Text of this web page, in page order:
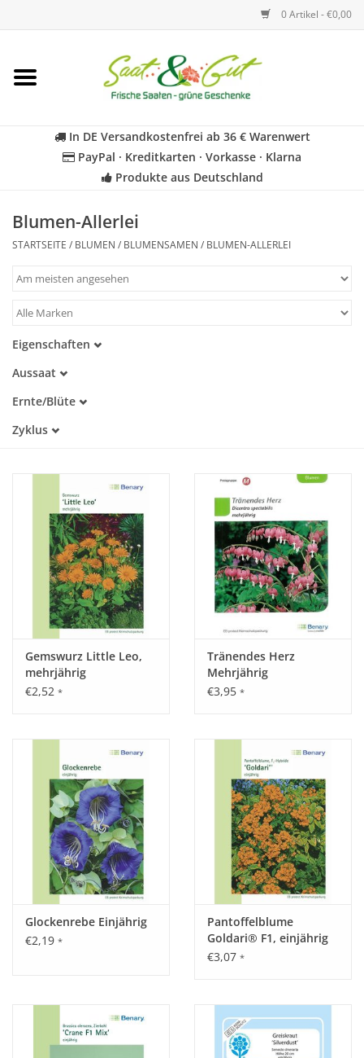
0 Artikel - €0,00
Startseite
Kräuter
Für Kinder
Geschenkideen
Katalog
In DE Versandkostenfrei ab 36 € Warenwert
PayPal · Kreditkarten · Vorkasse · Klarna
Produkte aus Deutschland
Blumen-Allerlei
STARTSEITE / BLUMEN / BLUMENSAMEN / BLUMEN-ALLERLEI
Eigenschaften
Alte Sorte
Warmkeimer
Lichtkeimer
Aussaat
Februar
März
Juni
August
September
Oktober
November
Dezember
Ernte/Blüte
April
Juni
August
September
Oktober
November
Zyklus
Gemswurz Little Leo,
mehrjährig
€2,52 *
Tränendes Herz
Mehrjährig
€3,95 *
Glockenrebe Einjährig
€2,19 *
Pantoffelblume
Goldari® F1, einjährig
€3,07 *